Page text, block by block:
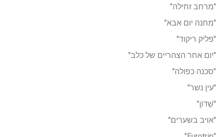
"מרחב זחילה"
"מחנה יום אבא"
"פליק ריקוד"
"יום אחר הצהריים של כלב"
"סכנה כפולה"
"עין נשר"
"שֵׁדוֹן"
"אויב בשערים"